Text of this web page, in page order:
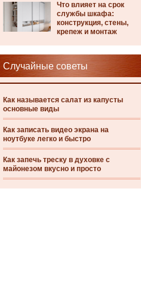
Что влияет на срок
службы шкафа:
конструкция, стены,
крепеж и монтаж
Случайные советы
Как называется салат из капусты
основные виды
Как записать видео экрана на
ноутбуке легко и быстро
Как запечь треску в духовке с
майонезом вкусно и просто